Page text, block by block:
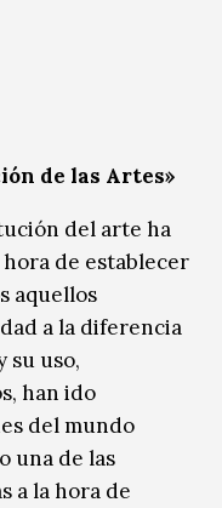
de las Artes»
del arte ha
de establecer
aquellos
a la diferencia
su uso,
han ido
del mundo
una de las
a la hora de